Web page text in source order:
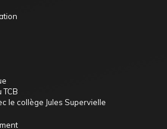
le collège Jules Supervielle